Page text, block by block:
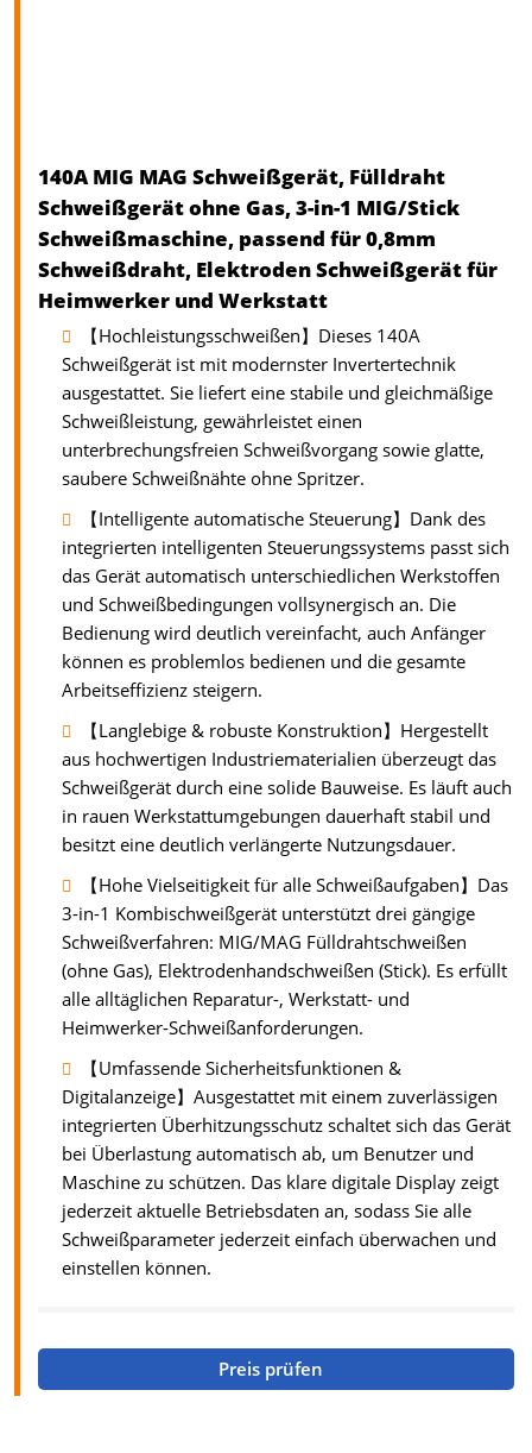
140A MIG MAG Schweißgerät, Fülldraht
Schweißgerät ohne Gas, 3-in-1 MIG/Stick
Schweißmaschine, passend für 0,8mm
Schweißdraht, Elektroden Schweißgerät für
Heimwerker und Werkstatt
【Hochleistungsschweißen】Dieses 140A
Schweißgerät ist mit modernster Invertertechnik
ausgestattet. Sie liefert eine stabile und gleichmäßige
Schweißleistung, gewährleistet einen
unterbrechungsfreien Schweißvorgang sowie glatte,
saubere Schweißnähte ohne Spritzer.
【Intelligente automatische Steuerung】Dank des
integrierten intelligenten Steuerungssystems passt sich
das Gerät automatisch unterschiedlichen Werkstoffen
und Schweißbedingungen vollsynergisch an. Die
Bedienung wird deutlich vereinfacht, auch Anfänger
können es problemlos bedienen und die gesamte
Arbeitseffizienz steigern.
【Langlebige & robuste Konstruktion】Hergestellt
aus hochwertigen Industriematerialien überzeugt das
Schweißgerät durch eine solide Bauweise. Es läuft auch
in rauen Werkstattumgebungen dauerhaft stabil und
besitzt eine deutlich verlängerte Nutzungsdauer.
【Hohe Vielseitigkeit für alle Schweißaufgaben】Das
3-in-1 Kombischweißgerät unterstützt drei gängige
Schweißverfahren: MIG/MAG Fülldrahtschweißen
(ohne Gas), Elektrodenhandschweißen (Stick). Es erfüllt
alle alltäglichen Reparatur-, Werkstatt- und
Heimwerker-Schweißanforderungen.
【Umfassende Sicherheitsfunktionen &
Digitalanzeige】Ausgestattet mit einem zuverlässigen
integrierten Überhitzungsschutz schaltet sich das Gerät
bei Überlastung automatisch ab, um Benutzer und
Maschine zu schützen. Das klare digitale Display zeigt
jederzeit aktuelle Betriebsdaten an, sodass Sie alle
Schweißparameter jederzeit einfach überwachen und
einstellen können.
Preis prüfen